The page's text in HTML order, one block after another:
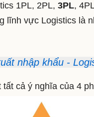
1PL, 2PL, 3PL,
lĩnh vực Logistics là
nhập khẩu -
cả ý nghĩa của 4